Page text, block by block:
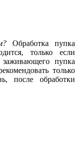
Обработка пупка
только если
пупка
только
после обработки